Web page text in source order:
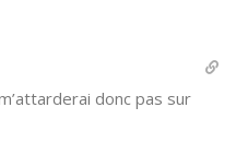
donc pas sur